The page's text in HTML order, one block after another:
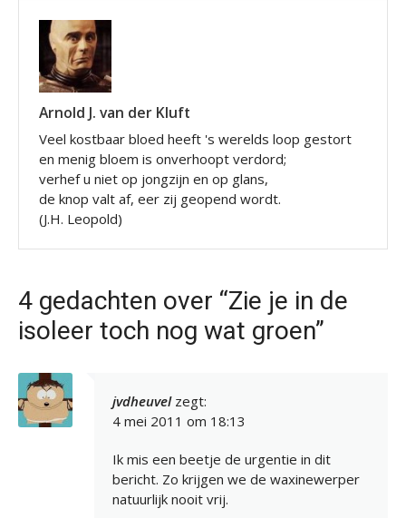
Arnold J. van der Kluft
Veel kostbaar bloed heeft 's werelds loop gestort
en menig bloem is onverhoopt verdord;
verhef u niet op jongzijn en op glans,
de knop valt af, eer zij geopend wordt.
(J.H. Leopold)
4 gedachten over “Zie je in de
isoleer toch nog wat groen”
jvdheuvel zegt:
4 mei 2011 om 18:13
Ik mis een beetje de urgentie in dit
bericht. Zo krijgen we de waxinewerper
natuurlijk nooit vrij.